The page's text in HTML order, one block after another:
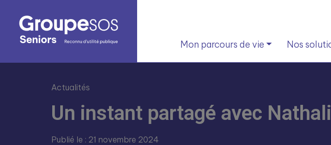
Mon parcours de vie Nos
Actualités
Un instant partagé avec
Publié le : 21 novembre 2024